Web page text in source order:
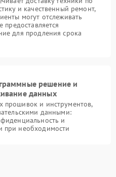
и качественный ремонт,
могут отслеживать
предоставляется
для продления срока
решение и
данных
прошивок и инструментов,
данными:
и
при необходимости